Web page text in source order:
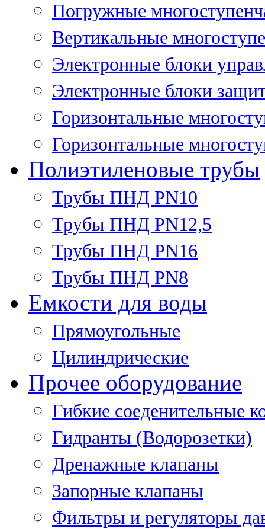
Погружные
Вертикальные
Электронные блоки
Электронные блоки
Горизонтальные
Горизонтальные
Полиэтиленовые трубы
Трубы ПНД PN10
Трубы ПНД PN12,5
Трубы ПНД PN16
Трубы ПНД PN8
Емкости для воды
Прямоугольные
Цилиндрические
Прочее оборудование
Гибкие соеденительные
Гидранты (Водорозетки)
Дренажные клапаны
Запорные клапаны
Фильтры и регуляторы